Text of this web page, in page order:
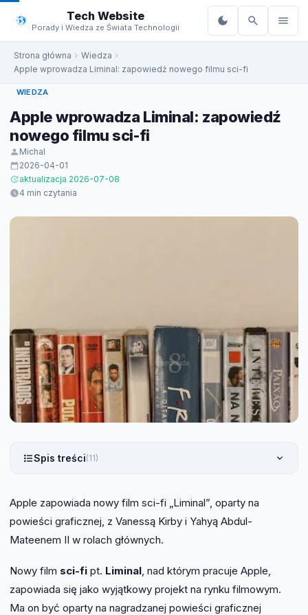
do
treści
Tech Website
Porady i Wiedza ze Świata Technologii
Strona główna
Wiedza
Apple wprowadza Liminal: zapowiedź nowego filmu sci-fi
WIEDZA
Apple wprowadza Liminal: zapowiedź
nowego filmu sci-fi
Michal
2026-04-01
aktualizacja 2026-07-08
4 min czytania
Spis treści(11)
Apple zapowiada nowy film sci-fi „Liminal”, oparty na
powieści graficznej, z Vanessą Kirby i Yahyą Abdul-
Mateenem II w rolach głównych.
Nowy film sci-fi pt. Liminal, nad którym pracuje Apple,
zapowiada się jako wyjątkowy projekt na rynku filmowym.
Ma on być oparty na nagradzanej powieści graficznej